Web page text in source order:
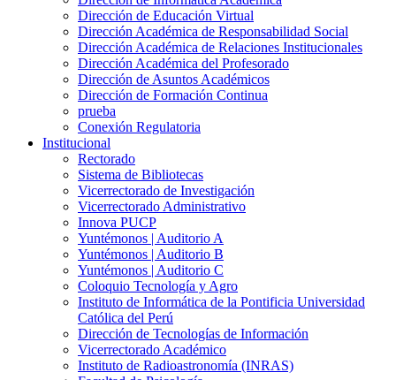
Dirección de Educación Virtual
Dirección Académica de Responsabilidad Social
Dirección Académica de Relaciones Institucionales
Dirección Académica del Profesorado
Dirección de Asuntos Académicos
Dirección de Formación Continua
prueba
Conexión Regulatoria
Institucional
Rectorado
Sistema de Bibliotecas
Vicerrectorado de Investigación
Vicerrectorado Administrativo
Innova PUCP
Yuntémonos | Auditorio A
Yuntémonos | Auditorio B
Yuntémonos | Auditorio C
Coloquio Tecnología y Agro
Instituto de Informática de la Pontificia Universidad
Católica del Perú
Dirección de Tecnologías de Información
Vicerrectorado Académico
Instituto de Radioastronomía (INRAS)